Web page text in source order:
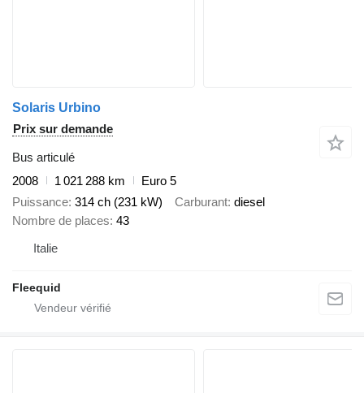
Solaris Urbino
Prix sur demande
Bus articulé
2008
1 021 288 km
Euro 5
Puissance 314 ch (231 kW) Carburant diesel
Nombre de places 43
Italie
Fleequid